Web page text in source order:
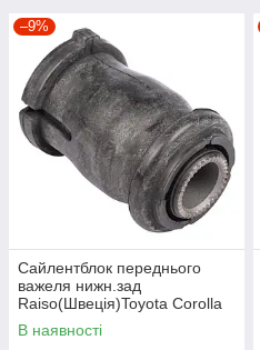
–9%
Сайлентблок переднього
важеля нижн.зад
Raiso(Швеція)Toyota Corolla
Compact,Тойота
Королла#RL-486120H
В наявності